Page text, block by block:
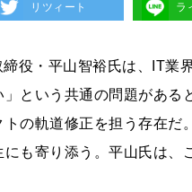
リツィート ラ
役・平⼭智裕⽒は、IT業
という共通の問題があ
の軌道修正を担う存在
も寄り添う。平⼭⽒は